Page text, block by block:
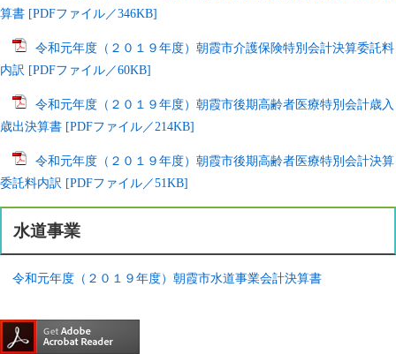
算書 [PDFファイル／346KB]
令和元年度（２０１９年度）朝霞市介護保険特別会計決算委託料
内訳 [PDFファイル／60KB]
令和元年度（２０１９年度）朝霞市後期高齢者医療特別会計歳入
歳出決算書 [PDFファイル／214KB]
令和元年度（２０１９年度）朝霞市後期高齢者医療特別会計決算
委託料内訳 [PDFファイル／51KB]
水道事業
令和元年度（２０１９年度）朝霞市水道事業会計決算書